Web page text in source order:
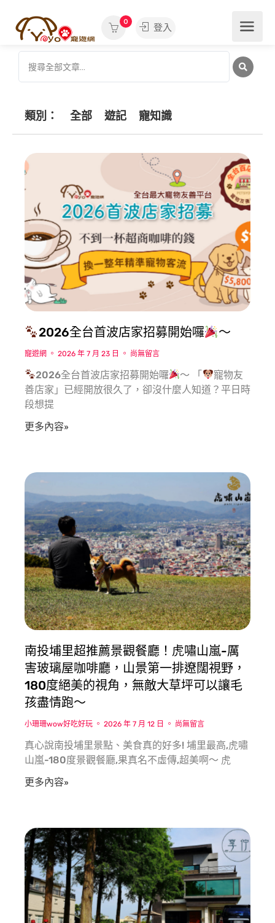
0
登入
類別： 全部 遊記 寵知識
2026全台首波店家招募開始囉 ～
寵遊網 2026 年 7 月 23 日 尚無留言
2026全台首波店家招募開始囉 ～ 「
寵物友
善店家」已經開放很久了，卻沒什麼人知道？平日時
段想提
更多內容»
南投埔里超推薦景觀餐廳！虎嘯山嵐-厲
害玻璃屋咖啡廳，山景第一排遼闊視野，
180度絕美的視角，無敵大草坪可以讓毛
孩盡情跑〜
小珊珊wow好吃好玩 2026 年 7 月 12 日 尚無留言
真心說南投埔里景點、美食真的好多! 埔里最高,虎嘯
山嵐-180度景觀餐廳,果真名不虛傳,超美啊〜 虎
更多內容»